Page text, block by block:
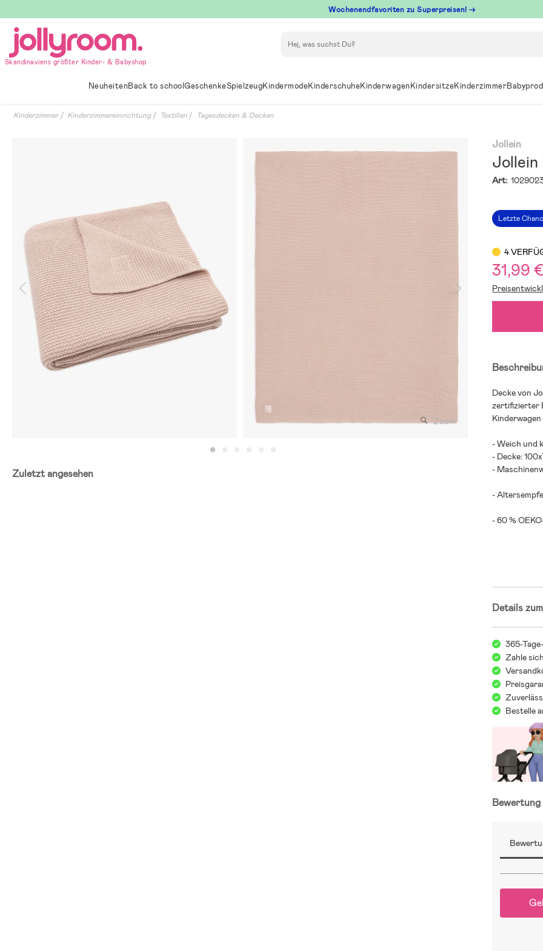
till
innehållet
Wochenendfavoriten zu Superpreisen! →
Skandinaviens größter Kinder- & Babyshop
NeuheitenBack to schoolGeschenkeSpielzeugKindermodeKinderschuheKinderwagenKindersitzeKinderzimmer
Kinderzimmer Kinderzimmereinrichtung Textilien Tagesdecken & Decken
Zoom
Zuletzt angesehen
Jollein
Jollein
Art:
Letzte
4
31,99
Decke von
zertifizierter
- Weich und
- Decke:
-
-
- 60 %
Details
365-
Zahle
Bestelle
Bewertung